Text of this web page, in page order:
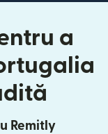
a
Remitly